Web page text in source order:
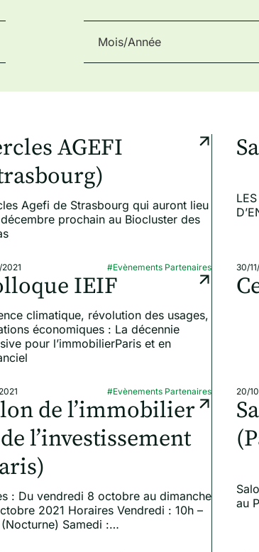
AGEFI
Agefi de Strasbourg qui auront lieu
prochain au Biocluster des
#Evènements Partenaires 30/
IEIF
climatique, révolution des usages,
économiques : La décennie
pour l’immobilierParis et en
#Evènements Partenaires 20/
de l’immobilier
l’investissement
: Du vendredi 8 octobre au dimanche
2021 Horaires Vendredi : 10h –
Samedi :…
au